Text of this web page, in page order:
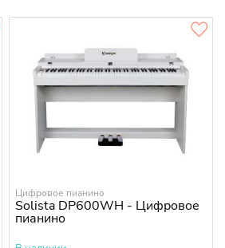
Цифровое пианино
Solista DP600WH - Цифровое
пианино